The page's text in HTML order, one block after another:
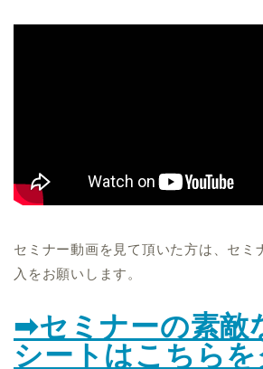
セミナー動画を見て頂いた方は、セミ
入をお願いします。
➡セミナーの素敵
シートはこちらを